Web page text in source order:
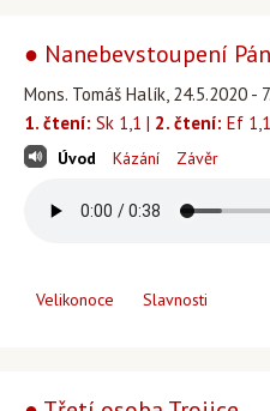
● Nanebevstoupení
Mons. Tomáš Halík, 24.5.2020 -
1. čtení: Sk 1,1 | 2. čtení: Ef
Úvod Kázání Závěr
Velikonoce Slavnosti